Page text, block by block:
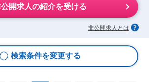
開求人の紹介を受ける
非公開求人とは
検索条件を変更する